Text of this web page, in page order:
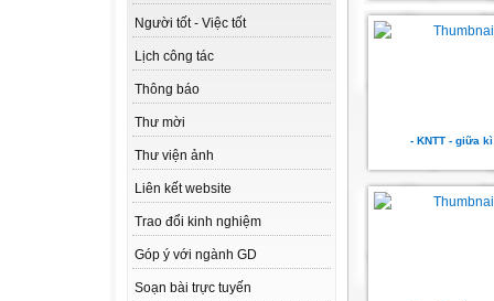
Người tốt - Việc tốt
Lịch công tác
Thông báo
Thư mời
Thư viện ảnh
Liên kết website
Trao đổi kinh nghiệm
Góp ý với ngành GD
Soạn bài trực tuyến
- KNTT - giữa